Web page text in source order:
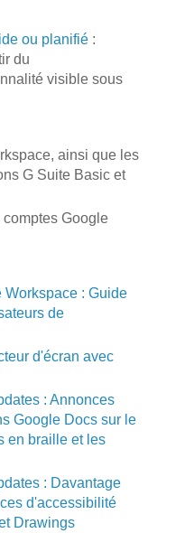
ou planifié:
du
visible sous
ainsi que les
G Suite Basic et
Google
: Guide
de
d'écran avec
: Annonces
Google Docs sur le
en braille et les
: Davantage
d'accessibilité
Drawings